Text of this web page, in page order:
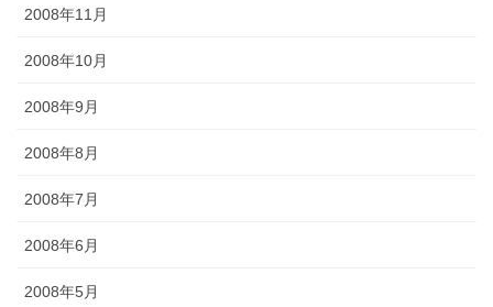
2008年11月
2008年10月
2008年9月
2008年8月
2008年7月
2008年6月
2008年5月